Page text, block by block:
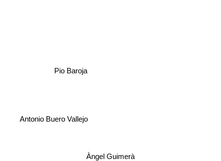
Àngel Guimerà
Pio Baroja
Antonio Buero Vallejo